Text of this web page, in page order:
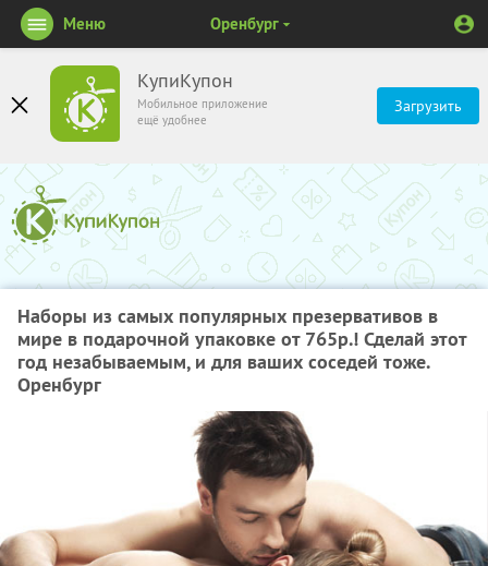
КупиКупон
Мобильное приложение
ещё удобнее
Загрузить
Меню Оренбург
Наборы из самых популярных презервативов в
мире в подарочной упаковке от 765р.! Сделай этот
год незабываемым, и для ваших соседей тоже.
Оренбург